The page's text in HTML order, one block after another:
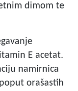
dimom te
E acetat.
namirnica
orašastih